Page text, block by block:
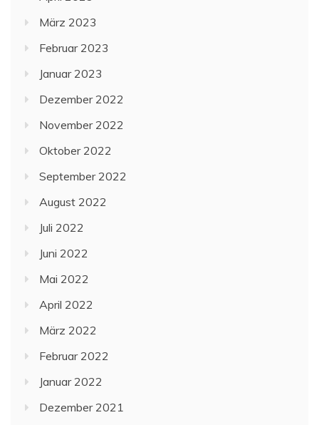
März 2023
Februar 2023
Januar 2023
Dezember 2022
November 2022
Oktober 2022
September 2022
August 2022
Juli 2022
Juni 2022
Mai 2022
April 2022
März 2022
Februar 2022
Januar 2022
Dezember 2021